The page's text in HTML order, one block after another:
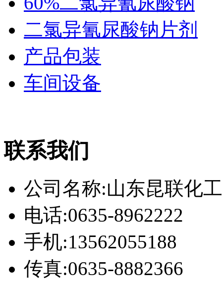
二氯异氰尿酸钠片剂
产品包装
车间设备
联系我们
公司名称:山东昆联化
电话:0635-8962222
手机:13562055188
传真:0635-8882366